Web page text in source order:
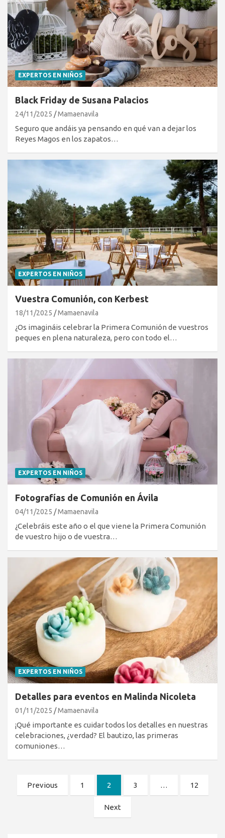
EXPERTOS EN NIÑOS
Black Friday de Susana Palacios
24/11/2025 Mamaenavila
Seguro que andáis ya pensando en qué van a dejar los
Reyes Magos en los zapatos…
EXPERTOS EN NIÑOS
Vuestra Comunión, con Kerbest
18/11/2025 Mamaenavila
¿Os imagináis celebrar la Primera Comunión de vuestros
peques en plena naturaleza, pero con todo el…
EXPERTOS EN NIÑOS
Fotografías de Comunión en Ávila
04/11/2025 Mamaenavila
¿Celebráis este año o el que viene la Primera Comunión
de vuestro hijo o de vuestra…
EXPERTOS EN NIÑOS
Detalles para eventos en Malinda Nicoleta
01/11/2025 Mamaenavila
¡Qué importante es cuidar todos los detalles en nuestras
celebraciones, ¿verdad? El bautizo, las primeras
comuniones…
Paginación
de
Previous 1 2 3 … 12
Next